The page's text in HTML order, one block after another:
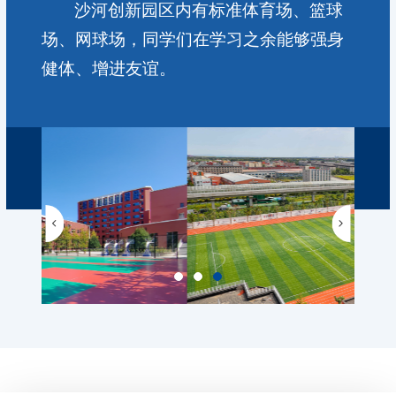
沙河创新园区内有标准体育场、篮球
场、网球场，同学们在学习之余能够强身
健体、增进友谊。